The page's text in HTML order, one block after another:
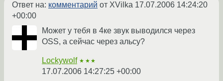
Ответ на: комментарий от XVilka 17.07.2006 14:24:20
+00:00
Может у тебя в 4ке звук выводился через
OSS, а сейчас через альсу?
Lockywolf ★★★
17.07.2006 14:27:25 +00:00